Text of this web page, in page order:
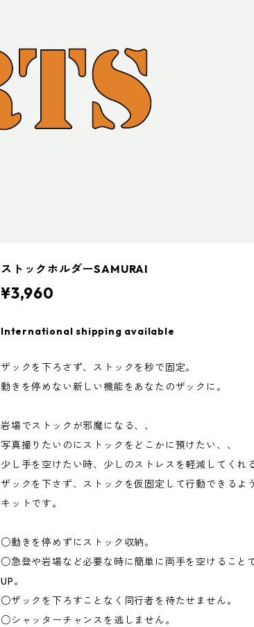
ストックホルダーSAMURAI
¥3,960
International shipping available
ザックを下ろさず、ストックを秒で固定。
動きを停めない新しい機能をあなたのザックに。
岩場でストックが邪魔になる、、
写真撮りたいのにストックをどこかに預けたい、、
少し手を空けたい時、少しのストレスを軽減してくれる
ザックを下さず、ストックを仮固定して行動できるよ
キットです。
○動きを停めずにストック収納。
○急登や岩場など必要な時に簡単に両手を空けること
UP。
○ザックを下ろすことなく同行者を待たせません。
○シャッターチャンスを逃しません。